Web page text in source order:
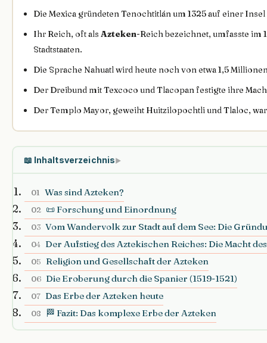
Die Mexica gründeten Tenochtitlán um 1325 auf einer
Ihr Reich, oft als Azteken-Reich bezeichnet, umfasste im
Stadtstaaten.
Die Sprache Nahuatl wird heute noch von etwa 1,5
Der Dreibund mit Texcoco und Tlacopan festigte ihre
Der Templo Mayor, geweiht Huitzilopochtli und Tlaloc,
📖 Inhaltsverzeichnis▶
01 Was sind Azteken?
02 📜 Forschung und Einordnung
03 Vom Wandervolk zur Stadt auf dem See: Die
04 Der Aufstieg des Aztekischen Reiches: Die Macht
05 Religion und Gesellschaft der Azteken
06 Die Eroberung durch die Spanier (1519-1521)
07 Das Erbe der Azteken heute
08 🏁 Fazit: Das komplexe Erbe der Azteken